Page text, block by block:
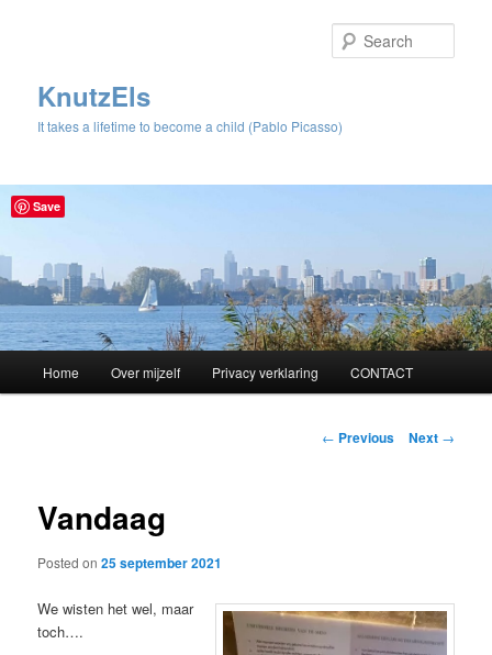
KnutzEls
It takes a lifetime to become a child (Pablo Picasso)
Skip
content
Home Over mijzelf Privacy verklaring CONTACT
Post
← Previous Next →
Vandaag
Posted on25 september 2021
We wisten het wel, maar
toch….
Save